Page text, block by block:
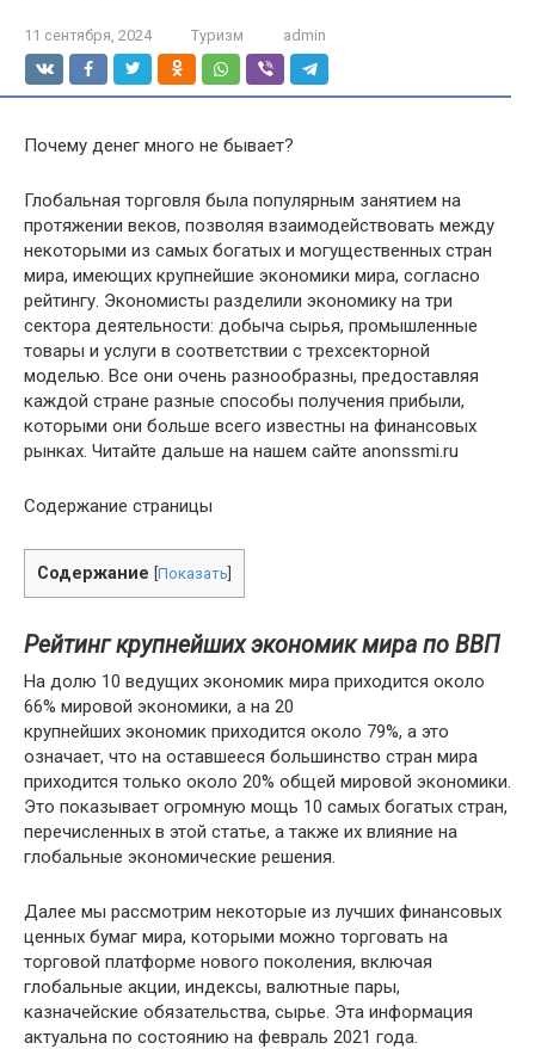
11 сентября, 2024 Туризм admin
Почему денег много не бывает?
Глобальная торговля была популярным занятием на
протяжении веков, позволяя взаимодействовать между
некоторыми из самых богатых и могущественных стран
мира, имеющих крупнейшие экономики мира, согласно
рейтингу. Экономисты разделили экономику на три
сектора деятельности: добыча сырья, промышленные
товары и услуги в соответствии с трехсекторной
моделью. Все они очень разнообразны, предоставляя
каждой стране разные способы получения прибыли,
которыми они больше всего известны на финансовых
рынках. Читайте дальше на нашем сайте anonssmi.ru
Содержание страницы
Содержание Показать
Рейтинг крупнейших экономик мира по ВВП
На долю 10 ведущих экономик мира приходится около
66% мировой экономики, а на 20
крупнейших экономик приходится около 79%, а это
означает, что на оставшееся большинство стран мира
приходится только около 20% общей мировой экономики.
Это показывает огромную мощь 10 самых богатых стран,
перечисленных в этой статье, а также их влияние на
глобальные экономические решения.
Далее мы рассмотрим некоторые из лучших финансовых
ценных бумаг мира, которыми можно торговать на
торговой платформе нового поколения, включая
глобальные акции, индексы, валютные пары,
казначейские обязательства, сырье. Эта информация
актуальна по состоянию на февраль 2021 года.